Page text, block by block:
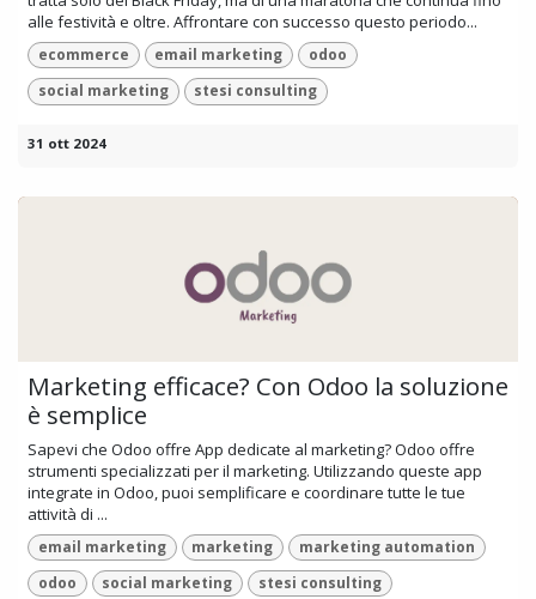
alle festività e oltre. Affrontare con successo questo periodo...
ecommerce email marketing
odoo
social marketing
stesi consulting
31 ott 2024
Marketing efficace? Con Odoo la soluzione
è semplice
Sapevi che Odoo offre App dedicate al marketing? Odoo offre
strumenti specializzati per il marketing. Utilizzando queste app
integrate in Odoo, puoi semplificare e coordinare tutte le tue
attività di ...
email marketing marketing
marketing automation
odoo
social marketing stesi consulting